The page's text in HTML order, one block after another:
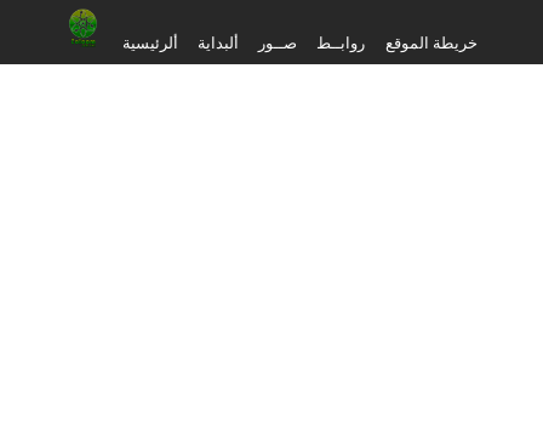
ألرئيسية ألبداية صــور روابــط خريطة الموقع